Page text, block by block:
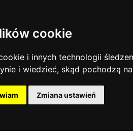
cookie
i innych technologii
i wiedzieć, skąd pochodzą
Zmiana ustawień